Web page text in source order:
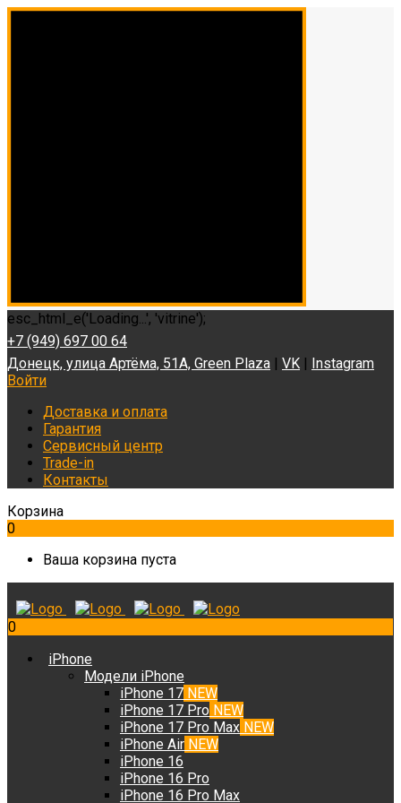
esc_html_e('Loading...', 'vitrine');
+7 (949) 697 00 64
Донецк, улица Артёма, 51А, Green Plaza | VK | Instagram
Войти
Доставка и оплата
Гарантия
Сервисный центр
Trade-in
Контакты
Корзина
0
Ваша корзина пуста
0
iPhone
Модели iPhone
iPhone 17 NEW
iPhone 17 Pro NEW
iPhone 17 Pro Max NEW
iPhone Air NEW
iPhone 16
iPhone 16 Pro
iPhone 16 Pro Max